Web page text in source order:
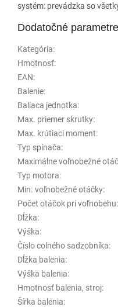
systém: prevádzka so
Dodatočné parametre
Kategória:
Hmotnosť:
EAN:
Balenie:
Baliaca jednotka:
Max. priemer skrutky:
Max. krútiaci moment:
Typ spínača:
Maximálne voľnobežné
Typ motora:
Min. voľnobežné otáčky:
Počet otáčok pri voľnobehu:
Dĺžka:
Výška:
Číslo colného sadzobníka:
Dĺžka balenia:
Výška balenia:
Hmotnosť balenia, stroj:
Šírka balenia: